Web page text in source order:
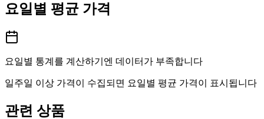
요일별 평균 가격
요일별 통계를 계산하기엔 데이터가 부족합니다
일주일 이상 가격이 수집되면 요일별 평균 가격이 표시됩니다
관련 상품